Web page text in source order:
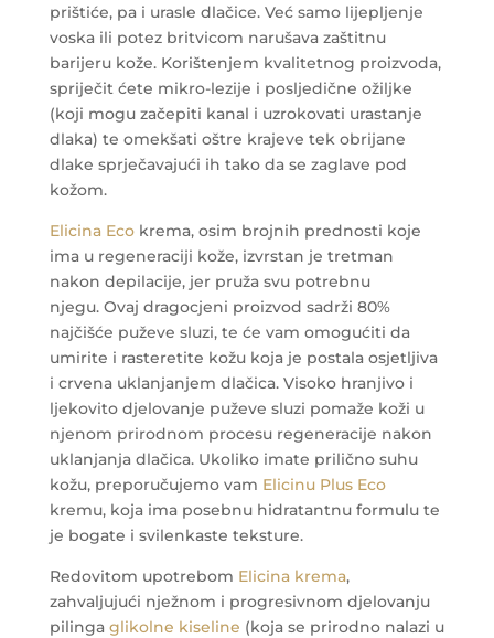
prištiće, pa i urasle dlačice. Već samo lijepljenje
voska ili potez britvicom narušava zaštitnu
barijeru kože. Korištenjem kvalitetnog proizvoda,
spriječit ćete mikro-lezije i posljedične ožiljke
(koji mogu začepiti kanal i uzrokovati urastanje
dlaka) te omekšati oštre krajeve tek obrijane
dlake sprječavajući ih tako da se zaglave pod
kožom.
Elicina Ecokrema, osim brojnih prednosti koje
ima u regeneraciji kože, izvrstan je tretman
nakon depilacije, jer pruža svu potrebnu
njegu. Ovaj dragocjeni proizvod sadrži 80%
najčišće puževe sluzi, te će vam omogućiti da
umirite i rasteretite kožu koja je postala osjetljiva
i crvena uklanjanjem dlačica. Visoko hranjivo i
ljekovito djelovanje puževe sluzi pomaže koži u
njenom prirodnom procesu regeneracije nakon
uklanjanja dlačica. Ukoliko imate prilično suhu
kožu, preporučujemo vam Elicinu Plus Eco
kremu, koja ima posebnu hidratantnu formulu te
je bogate i svilenkaste teksture.
Redovitom upotrebom Elicina krema,
zahvaljujući nježnom i progresivnom djelovanju
pilinga glikolne kiseline (koja se prirodno nalazi u